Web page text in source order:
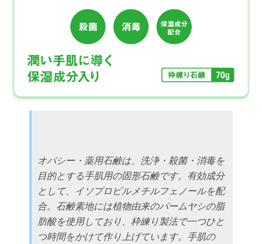
オパシー・薬用石鹸は、洗浄・殺菌・消毒を
目的とする手肌用の固形石鹸です。有効成分
として、イソプロピルメチルフェノールを配
合。石鹸素地には植物由来のパームヤシの脂
肪酸を使用しており、枠練り製法で一つひと
つ時間をかけて作り上げています。手肌の